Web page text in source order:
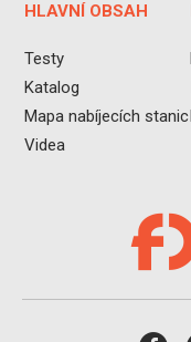
HLAVNÍ OBSAH
Testy
Katalog
Mapa nabíjecích stanic
Videa